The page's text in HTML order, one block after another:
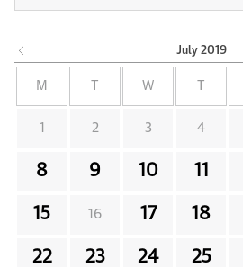
July 2019
M W
1 2 3 4
8 9 10 11
15 16 17 18
22 23 24 25